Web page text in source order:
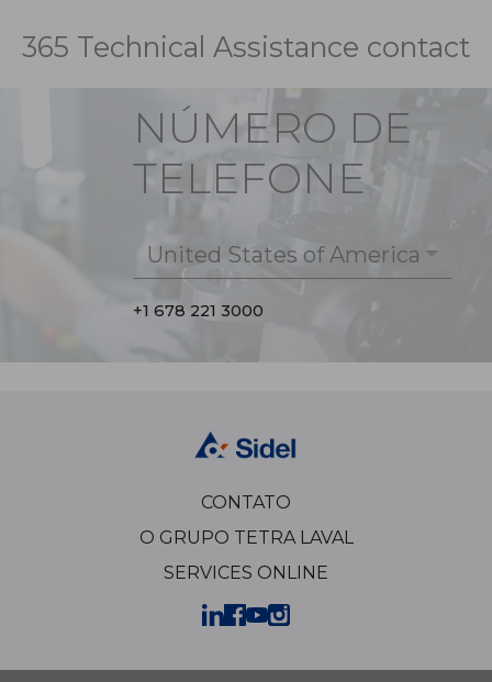
365 Technical Assistance contact
NÚMERO DE
TELEFONE
United States of America
+1 678 221 3000
CONTATO
O GRUPO TETRA LAVAL
SERVICES ONLINE